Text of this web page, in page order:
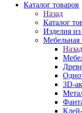
Каталог товаров
Назад
Каталог
Изделия
Мебельная
Назад
3D-